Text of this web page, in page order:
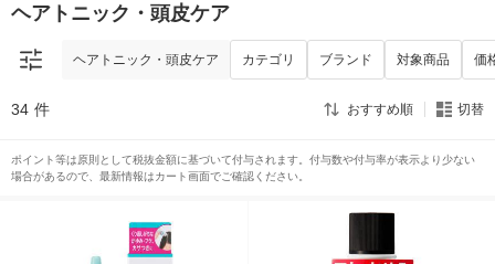
ヘアトニック・頭皮ケア
ヘアトニック・頭皮ケア カテゴリ ブランド 対象商品 価
34 件 おすすめ順 切替
ポイント等は原則として税抜金額に基づいて付与されます。付与数や付与率が表示より少ない
場合があるので、最新情報はカート画面でご確認ください。